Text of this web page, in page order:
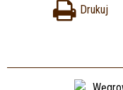
Drukuj